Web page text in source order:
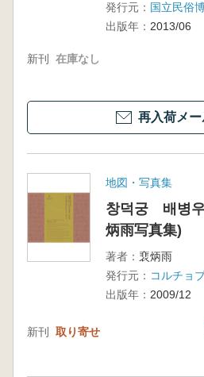
発行元： 国立民俗
出版年： 2013/06
新刊 在庫なし
再入荷メ
地図・写真集
창덕궁 배병
炳雨写真集)
著者： 裵炳雨
発行元： コルチョ
出版年： 2009/12
新刊 取り寄せ